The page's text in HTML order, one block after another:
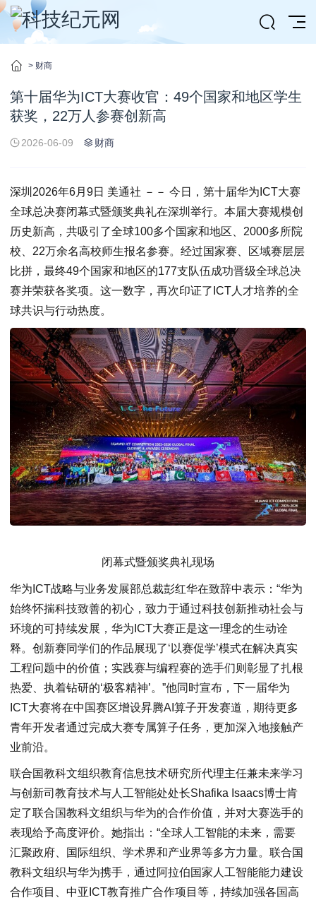
> 财商
第十届华为ICT大赛收官：49个国家和地区学生
获奖，22万人参赛创新高
2026-06-09 财商
深圳 2026年6月9日 美通社 －－ 今日
，第十届华为ICT大赛
全球总决赛闭幕式暨颁奖典礼在深圳举行。本届大赛规模创
历史新高，共吸引了全球100多个国家和地区、2000多所院
校、22万余名高校师生报名参赛。经过国家赛、区域赛层层
比拼，最终49个国家和地区的177支队伍成功晋级全球总决
赛并荣获各奖项。这一数字，再次印证了ICT人才培养的全
球共识与行动热度。
闭幕式暨颁奖典礼现场
华为ICT战略与业务发展部总裁彭红华在致辞中表示：“华为
始终怀揣科技致善的初心，致力于通过科技创新推动社会与
环境的可持续发展，华为ICT大赛正是这一理念的生动诠
释。创新赛同学们的作品展现了‘以赛促学’模式在解决真实
工程问题中的价值；实践赛与编程赛的选手们则彰显了扎根
热爱、执着钻研的‘极客精神’。”他同时宣布，下一届华为
ICT大赛将在中国赛区增设昇腾AI算子开发赛道，期待更多
青年开发者通过完成大赛专属算子任务，更加深入地接触产
业前沿。
联合国教科文组织教育信息技术研究所代理主任兼未来学习
与创新司教育技术与人工智能处处长Shafika Isaacs博士肯
定了联合国教科文组织与华为的合作价值，并对大赛选手的
表现给予高度评价。她指出：“全球人工智能的未来，需要
汇聚政府、国际组织、学术界和产业界等多方力量。联合国
教科文组织与华为携手，通过阿拉伯国家人工智能能力建设
合作项目、中亚ICT教育推广合作项目等，持续加强各国高